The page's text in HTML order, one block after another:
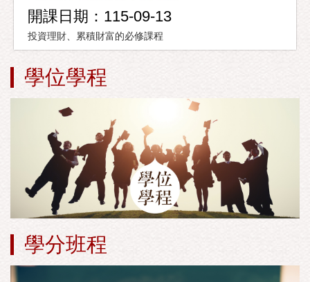
開課日期：115-09-13
投資理財、累積財富的必修課程
學位學程
學分班程